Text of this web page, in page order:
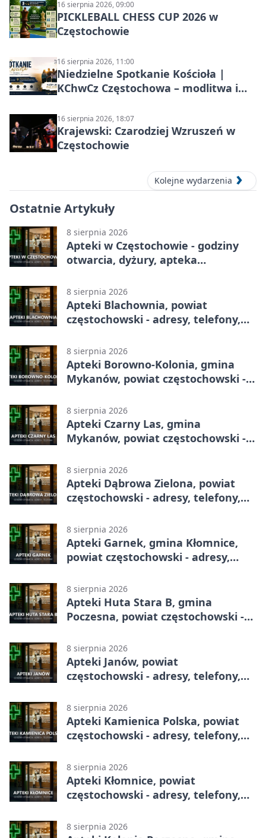
16 sierpnia 2026, 09:00
PICKLEBALL CHESS CUP 2026 w
Częstochowie
16 sierpnia 2026, 11:00
Niedzielne Spotkanie Kościoła |
KChwCz Częstochowa – modlitwa i
16 sierpnia 2026, 18:07
Krajewski: Czarodziej Wzruszeń w
Częstochowie
Kolejne wydarzenia
Ostatnie Artykuły
8 sierpnia 2026
Apteki w Częstochowie - godziny
otwarcia, dyżury, apteka
8 sierpnia 2026
Apteki Blachownia, powiat
częstochowski - adresy, telefony,
8 sierpnia 2026
Apteki Borowno-Kolonia, gmina
Mykanów, powiat częstochowski -
8 sierpnia 2026
Apteki Czarny Las, gmina
Mykanów, powiat częstochowski -
8 sierpnia 2026
Apteki Dąbrowa Zielona, powiat
częstochowski - adresy, telefony,
8 sierpnia 2026
Apteki Garnek, gmina Kłomnice,
powiat częstochowski - adresy,
8 sierpnia 2026
Apteki Huta Stara B, gmina
Poczesna, powiat częstochowski -
8 sierpnia 2026
Apteki Janów, powiat
częstochowski - adresy, telefony,
8 sierpnia 2026
Apteki Kamienica Polska, powiat
częstochowski - adresy, telefony,
8 sierpnia 2026
Apteki Kłomnice, powiat
częstochowski - adresy, telefony,
8 sierpnia 2026